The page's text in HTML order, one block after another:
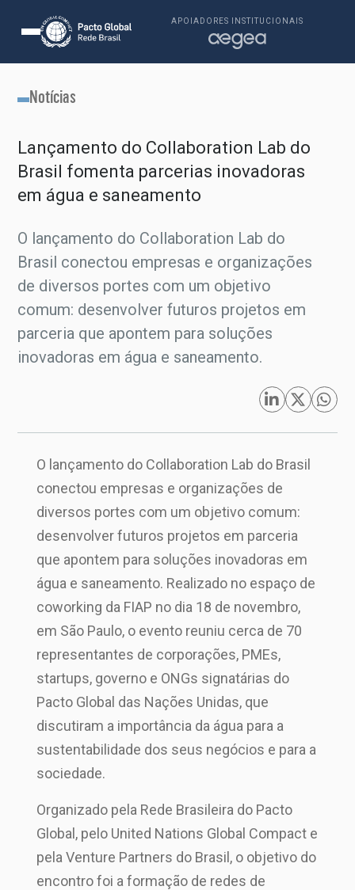
APOIADORES INSTITUCIONAIS
Notícias
Lançamento do Collaboration Lab do
Brasil fomenta parcerias inovadoras
em água e saneamento
O lançamento do Collaboration Lab do
Brasil conectou empresas e organizações
de diversos portes com um objetivo
comum: desenvolver futuros projetos em
parceria que apontem para soluções
inovadoras em água e saneamento.
O lançamento do Collaboration Lab do Brasil
conectou empresas e organizações de
diversos portes com um objetivo comum:
desenvolver futuros projetos em parceria
que apontem para soluções inovadoras em
água e saneamento. Realizado no espaço de
coworking da FIAP no dia 18 de novembro,
em São Paulo, o evento reuniu cerca de 70
representantes de corporações, PMEs,
startups, governo e ONGs signatárias do
Pacto Global das Nações Unidas, que
discutiram a importância da água para a
sustentabilidade dos seus negócios e para a
sociedade.
Organizado pela Rede Brasileira do Pacto
Global, pelo United Nations Global Compact e
pela Venture Partners do Brasil, o objetivo do
encontro foi a formação de redes de